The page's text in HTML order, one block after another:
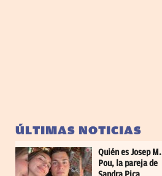
ÚLTIMAS NOTICIAS
Quién es Josep M.
Pou, la pareja de